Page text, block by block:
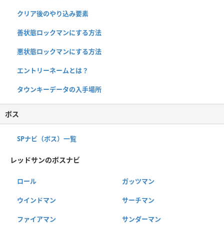
クリア後のやり込み要素
善状態ロックマンにする方法
悪状態ロックマンにする方法
エントリーネームとは？
タウンキーデータの入手場所
ボス
SPナビ（ボス）一覧
レッドサンのボスナビ
ロール ガッツマン
ウインドマン サーチマン
ファイアマン サンダーマン